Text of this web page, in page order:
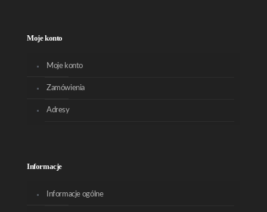
Moje konto
Moje konto
Zamówienia
Adresy
Informacje
Informacje ogólne